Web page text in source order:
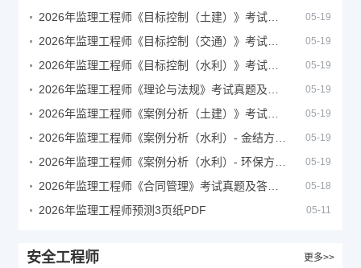
05-19
05-19
05-19
05-19
05-19
05-19
05-19
05-18
2026年监理工程师预测3页纸PDF 05-11
安全工程师 更多>>